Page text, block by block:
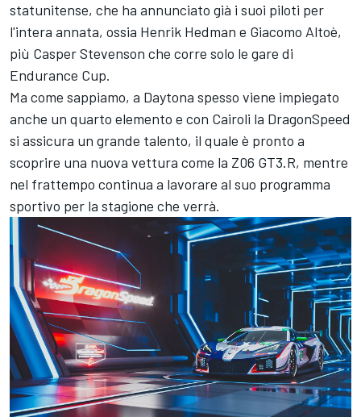
statunitense, che ha annunciato già i suoi piloti per
l'intera annata, ossia Henrik Hedman e Giacomo Altoè,
più Casper Stevenson che corre solo le gare di
Endurance Cup.
Ma come sappiamo, a Daytona spesso viene impiegato
anche un quarto elemento e con Cairoli la DragonSpeed
si assicura un grande talento, il quale è pronto a
scoprire una nuova vettura come la Z06 GT3.R, mentre
nel frattempo continua a lavorare al suo programma
sportivo per la stagione che verrà.